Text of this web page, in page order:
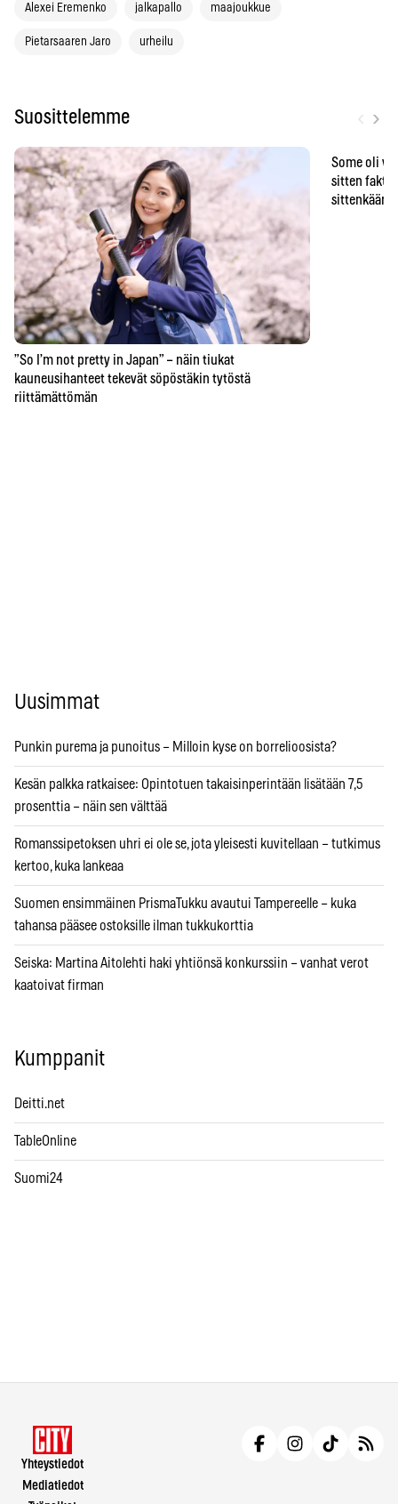
Alexei Eremenko jalkapallo maajoukkue
Pietarsaaren Jaro urheilu
Suosittelemme ›
”So I’m not pretty in Japan” – näin tiukat
kauneusihanteet tekevät söpöstäkin tytöstä
riittämättömän
Some oli
sitten
sittenkään
Uusimmat
Punkin purema ja punoitus – Milloin kyse on borrelioosista?
Kesän palkka ratkaisee: Opintotuen takaisinperintään lisätään 7,5
prosenttia – näin sen välttää
Romanssipetoksen uhri ei ole se, jota yleisesti kuvitellaan – tutkimus
kertoo, kuka lankeaa
Suomen ensimmäinen PrismaTukku avautui Tampereelle – kuka
tahansa pääsee ostoksille ilman tukkukorttia
Seiska: Martina Aitolehti haki yhtiönsä konkurssiin – vanhat verot
kaatoivat firman
Kumppanit
Deitti.net
TableOnline
Suomi24
Yhteystiedot
Mediatiedot